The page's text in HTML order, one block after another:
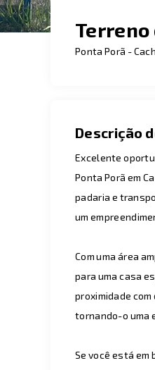
Terreno
Ponta Porã -
Descrição
Excelente
Ponta Porã em
padaria e
um
Com uma área
para uma casa
proximidade
tornando-o uma
Se você está em